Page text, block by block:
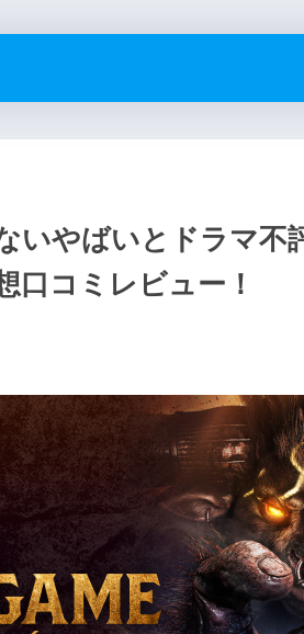
いやばいとドラマ不
口コミレビュー！